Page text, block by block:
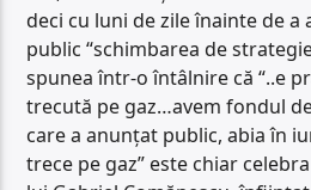
deci cu luni de zile înainte de a
public “schimbarea de
spunea într-o întâlnire că “..e
trecută pe gaz…avem fondul
care a anunțat public, abia în
trece pe gaz” este chiar